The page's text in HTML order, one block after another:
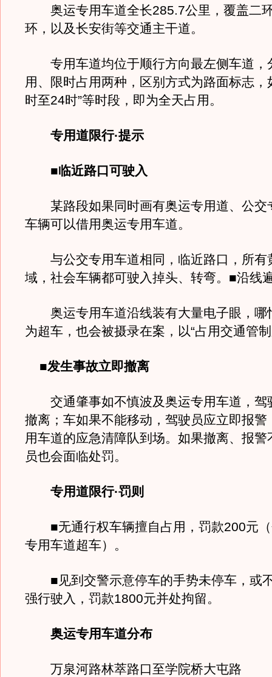
奥运专用车道全长285.7公里，覆盖二
环，以及长安街等交通主干道。
专用车道均位于顺行方向最左侧车道，
用、限时占用两种，区别方式为路面标志，
时至24时”等时段，即为全天占用。
专用道限行·提示
■临近路口可驶入
某路段如果同时画有奥运专用道、公交
车辆可以借用奥运专用车道。
与公交专用车道相同，临近路口，所有
域，社会车辆都可驶入掉头、转弯。■沿线
奥运专用车道沿线装有大量电子眼，哪
为超车，也会被摄录在案，以“占用交通管
■发生事故立即撤离
交通肇事如不慎波及奥运专用车道，驾
撤离；车如果不能移动，驾驶员应立即报警
用车道的应急清障队到场。如果撤离、报警
员也会面临处罚。
专用道限行·罚则
■无通行权车辆擅自占用，罚款200元（
专用车道超车）。
■见到交警示意停车的手势未停车，或
强行驶入，罚款1800元并处拘留。
奥运专用车道分布
万泉河路林萃路口至学院桥大屯路